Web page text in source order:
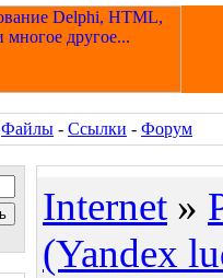
Файлы - Ссылки - Форум
Internet »
(Yandex